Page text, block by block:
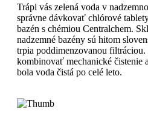
Trápi vás zelená voda v
správne dávkovať chlórové
bazén s chémiou Centralchem.
nadzemné bazény sú hitom
trpia poddimenzovanou filtráciou.
kombinovať mechanické čistenie
bola voda čistá po celé leto.